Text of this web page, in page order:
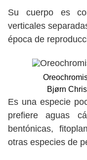
Su cuerpo es
verticales
época de
Bjørn
Es una especie
prefiere aguas
bentónicas,
otras especies de